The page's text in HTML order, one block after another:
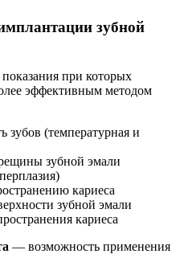
зубной
при которых
эффективным методом
зубов (температурная и
зубной эмали
кариеса
зубной эмали
кариеса
— возможность применения